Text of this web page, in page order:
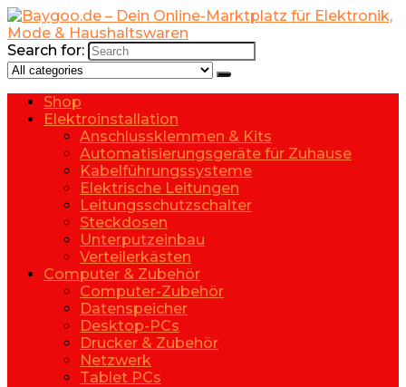
Search for:
Shop
Elektroinstallation
Anschlussklemmen & Kits
Automatisierungsgeräte für Zuhause
Kabelführungssysteme
Elektrische Leitungen
Leitungsschutzschalter
Steckdosen
Unterputzeinbau
Verteilerkästen
Computer & Zubehör
Computer-Zubehör
Datenspeicher
Desktop-PCs
Drucker & Zubehör
Netzwerk
Tablet PCs